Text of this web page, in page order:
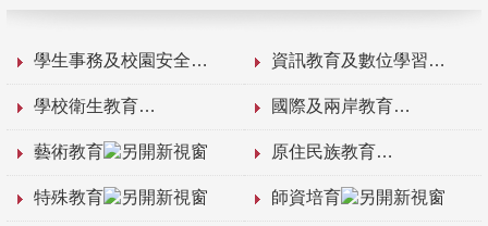
學生事務及校園安全 資訊教育及數位學習
學校衛生教育 國際及兩岸教育
藝術教育 原住民族教育
特殊教育 師資培育